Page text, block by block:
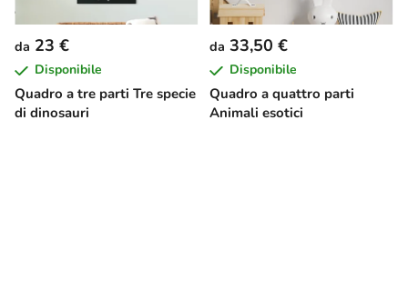
Quadro a tre parti Tre specie
di dinosauri
da 23 €
Disponibile
Quadro a quattro parti
Animali esotici
da 33,50 €
Disponibile